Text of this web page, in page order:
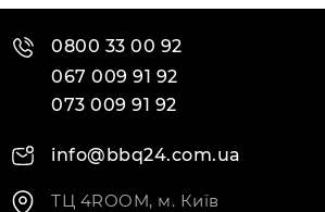
0800 33 00 92
067 009 91 92
073 009 91 92
info@bbq24.com.ua
ТЦ 4ROOM, м. Київ